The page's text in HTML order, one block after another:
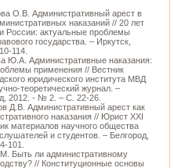
О.В. Административный арест в
наказаний // 20 лет
России: актуальные проблемы
государства. – Иркутск,
114.
Ю.А. Административные наказания:
применения // Вестник
юридического института МВД
теоретический журнал. –
2012. - № 2. – С. 22-26.
Д.В. Административный арест как
наказания // Юрист XXI
материалов научного общества
и студентов. – Белгород,
101.
Быть ли административному
// Конституционные основы